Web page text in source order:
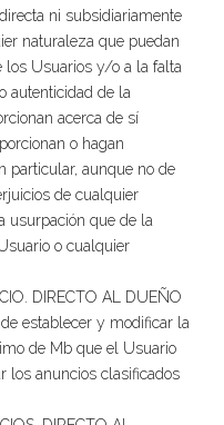
ni subsidiariamente
naturaleza que puedan
los Usuarios y/o a la falta
autenticidad de la
acerca de sí
o hagan
particular, aunque no de
de cualquier
usurpación que de la
o cualquier
DIRECTO AL DUEÑO
establecer y modificar la
de Mb que el Usuario
los anuncios clasificados